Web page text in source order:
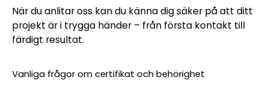
När du anlitar oss kan du känna dig säker på att ditt
projekt är i trygga händer – från första kontakt till
färdigt resultat.
Vanliga frågor om certifikat och behörighet